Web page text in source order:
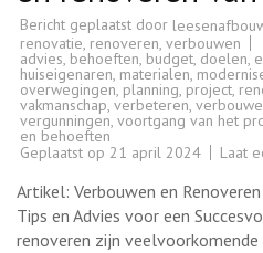
Bericht geplaatst door
renovatie, renoveren, verbouwen
advies, behoeften, budget, doelen,
huiseigenaren, materialen,
overwegingen, planning, project,
vakmanschap, verbeteren,
vergunningen, voortgang van het
en behoeften
Geplaatst op 21 april 2024 Laat
Artikel: Verbouwen en
Tips en Advies voor een
renoveren zijn